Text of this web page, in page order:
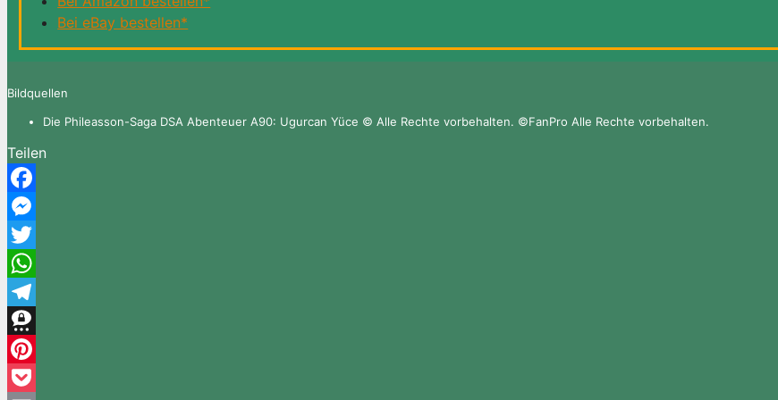
Bei eBay bestellen*
Bildquellen
Die Phileasson-Saga DSA Abenteuer A90: Ugurcan Yüce © Alle Rechte vorbehalten. ©FanPro Alle Rechte vorbehalten.
Teilen
Facebook
Messenger
Twitter
WhatsApp
Telegram
Threema
Pinterest